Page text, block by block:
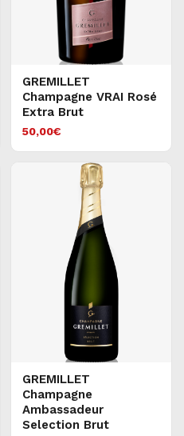
GREMILLET
Champagne VRAI Rosé
Extra Brut
50,00€
GREMILLET
Champagne
Ambassadeur
Selection Brut